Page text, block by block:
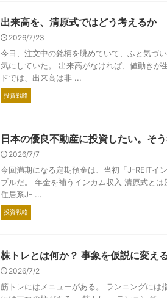
出来高を、清原式ではどう考えるか
2026/7/23
今日、注文中の銘柄を眺めていて、ふと気づ
気にしていた。 出来高がなければ、値動きが
ドでは、出来高は非 ...
投資戦略
日本の優良不動産に投資したい。そ
2026/7/7
今回満期になる定期預金は、当初「J-REITイ
プルだ。 年金を補うインカム収入 清原式と
住居系J- ...
投資戦略
株トレとは何か？ 事象を仮説に変え
2026/7/2
筋トレにはメニューがある。 ランニングには